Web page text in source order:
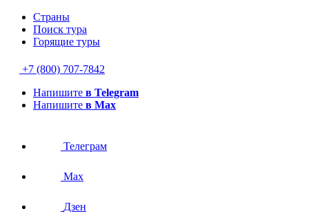
Страны
Поиск тура
Горящие туры
+7 (800) 707-7842
Напишите в Telegram
Напишите в Max
Телеграм
Max
Дзен